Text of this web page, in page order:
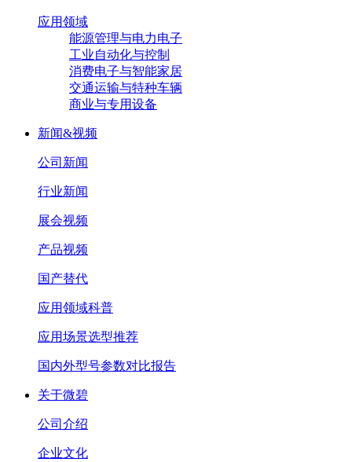
应用领域
能源管理与电力电子
工业自动化与控制
消费电子与智能家居
交通运输与特种车辆
商业与专用设备
新闻&视频
公司新闻
行业新闻
展会视频
产品视频
国产替代
应用领域科普
应用场景选型推荐
国内外型号参数对比报告
关于微碧
公司介绍
企业文化